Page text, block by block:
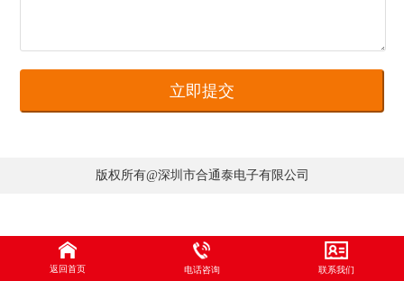
版权所有@深圳市合通泰电子有限公司
返回首页 电话咨询 联系我们